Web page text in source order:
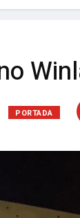
PORTADA